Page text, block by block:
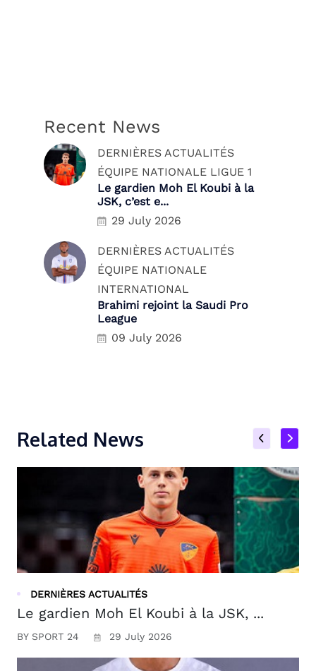
Recent News
DERNIÈRES ACTUALITÉS
ÉQUIPE NATIONALE LIGUE 1
Le gardien Moh El Koubi à la
JSK, c’est e...
29 July 2026
DERNIÈRES ACTUALITÉS
ÉQUIPE NATIONALE
INTERNATIONAL
Brahimi rejoint la Saudi Pro
League
09 July 2026
Related News
DERNIÈRES ACTUALITÉS
Le gardien Moh El Koubi à la JSK, ...
BY SPORT 24 29 July 2026